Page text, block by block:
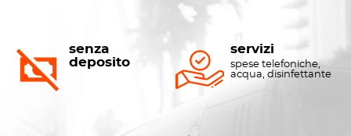
senza
deposito
servizi
spese telefoniche,
acqua, disinfettante